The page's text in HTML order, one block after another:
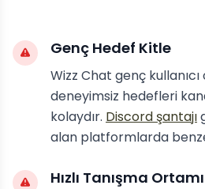
Genç Hedef Kitle
Wizz Chat genç
deneyimsiz hedefleri
kolaydır. Discord şantajı
alan platformlarda
Hızlı Tanışma Ortamı